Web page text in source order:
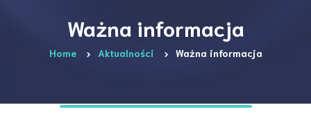
Ważna informacja
Home Aktualności Ważna informacja